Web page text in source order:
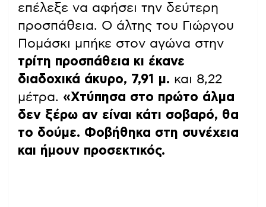
επέλεξε να αφήσει την δεύτερη
προσπάθεια. Ο άλτης του Γιώργου
Πομάσκι μπήκε στον αγώνα στην
τρίτη προσπάθεια κι έκανε
διαδοχικά άκυρο, 7,91 μ. και 8,22
μέτρα. «Χτύπησα στο πρώτο άλμα
δεν ξέρω αν είναι κάτι σοβαρό, θα
το δούμε. Φοβήθηκα στη συνέχεια
και ήμουν προσεκτικός.